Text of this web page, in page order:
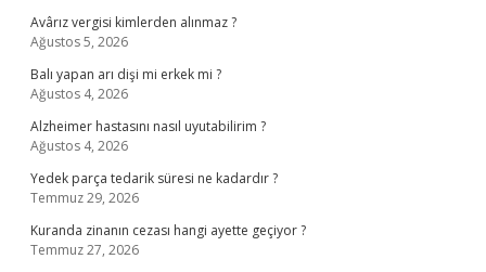
Avârız vergisi kimlerden alınmaz ?
Ağustos 5, 2026
Balı yapan arı dişi mi erkek mi ?
Ağustos 4, 2026
Alzheimer hastasını nasıl uyutabilirim ?
Ağustos 4, 2026
Yedek parça tedarik süresi ne kadardır ?
Temmuz 29, 2026
Kuranda zinanın cezası hangi ayette geçiyor ?
Temmuz 27, 2026